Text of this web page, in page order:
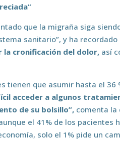
que la migraña siga
sanitario”, y ha recordado
la cronificación del dolor, así
tienen que asumir hasta el
acceder a algunos
de su bolsillo”, comenta la
el 41% de los
solo el 1% pide un